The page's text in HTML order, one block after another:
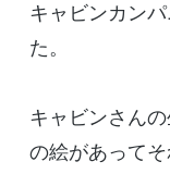
キャビンカン
た。
キャビンさん
の絵があって